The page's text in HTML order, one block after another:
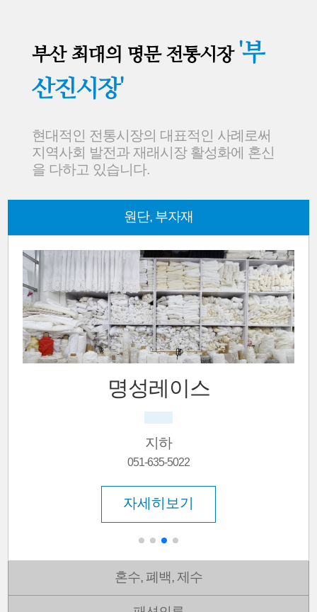
부산 최대의 명문 전통시장 '부
산진시장'
현대적인 전통시장의 대표적인 사례로써
지역사회 발전과 재래시장 활성화에 혼신
을 다하고 있습니다.
원단, 부자재
명성레이스
지하
051-635-5022
자세히보기
혼수, 폐백, 제수